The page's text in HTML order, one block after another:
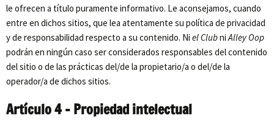
le ofrecen a título puramente informativo. Le aconsejamos, cuando
entre en dichos sitios, que lea atentamente su política de privacidad
y de responsabilidad respecto a su contenido. Ni el ClubniAlley Oop
podrán en ningún caso ser considerados responsables del contenido
del sitio o de las prácticas del/de la propietario/a o del/de la
operador/a de dichos sitios.
Artículo 4 – Propiedad intelectual